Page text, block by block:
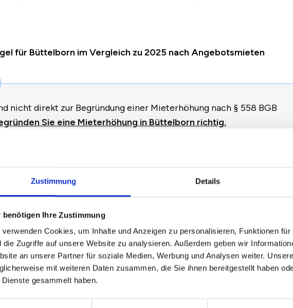
Zustimmung Details
benötigen Ihre Zustimmung
verwenden Cookies, um Inhalte und Anzeigen zu personalisieren, Funktionen
die Zugriffe auf unsere Website zu analysieren. Außerdem geben wir
an unsere Partner für soziale Medien, Werbung und Analysen weiter.
mit weiteren Daten zusammen, die Sie ihnen bereitgestellt haben
Dienste gesammelt haben.
für Büttelborn im Vergleich zu 2025 nach Angebotsmieten
nicht direkt zur Begründung einer Mieterhöhung nach § 558 BGB
Sie eine Mieterhöhung in Büttelborn richtig.
2023
Veränderung zum
9,58 € 10,16 € 10,76 € /
10,19 € 11,64 € 11,94 € 12,27 € 12,99 € +0,72 €/ +5,86 %
12,52 € 14,42 € 14,23 €